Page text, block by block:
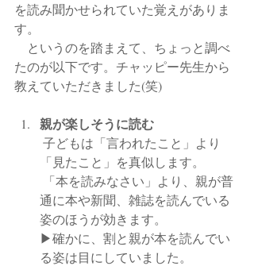
を読み聞かせられていた覚えがありま
す。
というのを踏まえて、ちょっと調べ
たのが以下です。チャッピー先生から
教えていただきました(笑)
親が楽しそうに読む
「見たこと」を真似します。
通に本や新聞、雑誌を読んでいる
姿のほうが効きます。
▶︎確かに、割と親が本を読んでい
る姿は目にしていました。